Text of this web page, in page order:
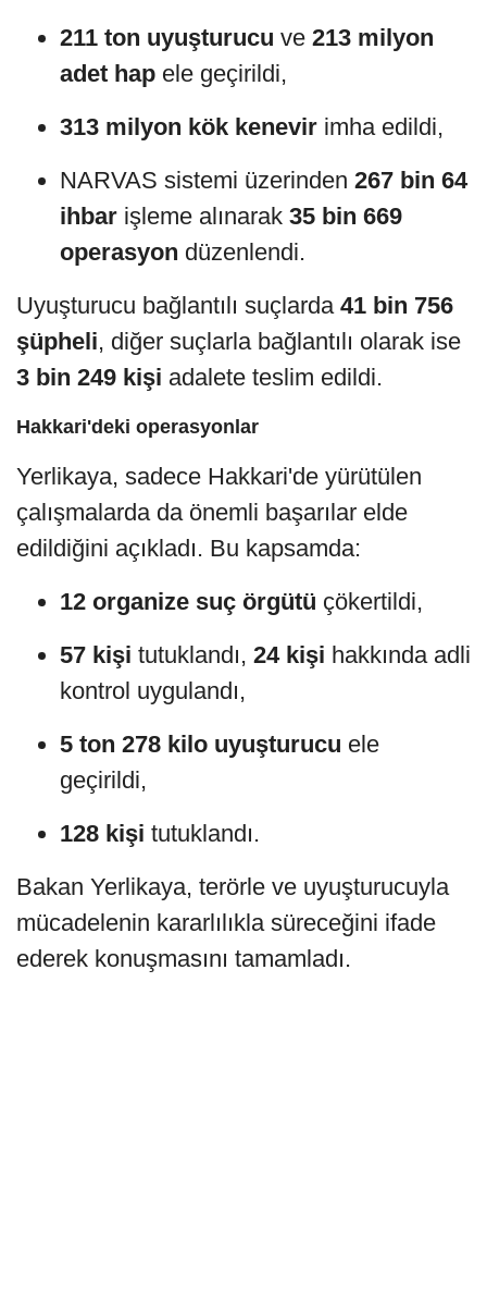
211 ton uyuşturucu ve 213 milyon
adet hap ele geçirildi,
313 milyon kök kenevir imha edildi,
NARVAS sistemi üzerinden 267 bin 64
ihbar işleme alınarak 35 bin 669
operasyon düzenlendi.
Uyuşturucu bağlantılı suçlarda 41 bin 756
şüpheli, diğer suçlarla bağlantılı olarak ise
3 bin 249 kişi adalete teslim edildi.
Hakkari'deki operasyonlar
Yerlikaya, sadece Hakkari'de yürütülen
çalışmalarda da önemli başarılar elde
edildiğini açıkladı. Bu kapsamda:
12 organize suç örgütü çökertildi,
57 kişi tutuklandı, 24 kişi hakkında adli
kontrol uygulandı,
5 ton 278 kilo uyuşturucu ele
geçirildi,
128 kişi tutuklandı.
Bakan Yerlikaya, terörle ve uyuşturucuyla
mücadelenin kararlılıkla süreceğini ifade
ederek konuşmasını tamamladı.